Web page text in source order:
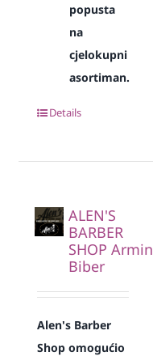
popusta
na
cjelokupni
asortiman.
Details
ALEN'S
BARBER
SHOP Armin
Biber
Alen's Barber
Shop omogućio